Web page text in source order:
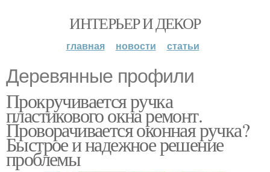
ИНТЕРЬЕР И ДЕКОР
главная новости статьи
Деревянные профили
Прокручивается ручка
пластикового окна ремонт.
Проворачивается оконная ручка?
Быстрое и надежное решение
проблемы